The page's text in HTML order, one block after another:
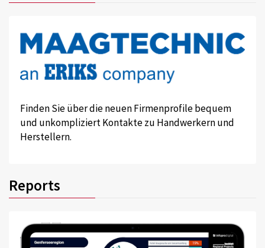
Finden Sie über die neuen Firmenprofile bequem
und unkompliziert Kontakte zu Handwerkern und
Herstellern.
Reports